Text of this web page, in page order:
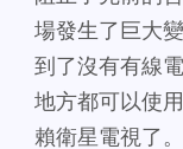
場發生了巨大
到了沒有有線
地方都可以使
賴衛星電視了。